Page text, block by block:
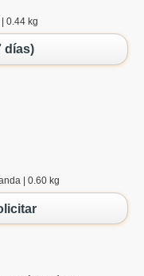
0.44 kg
días)
| 0.60 kg